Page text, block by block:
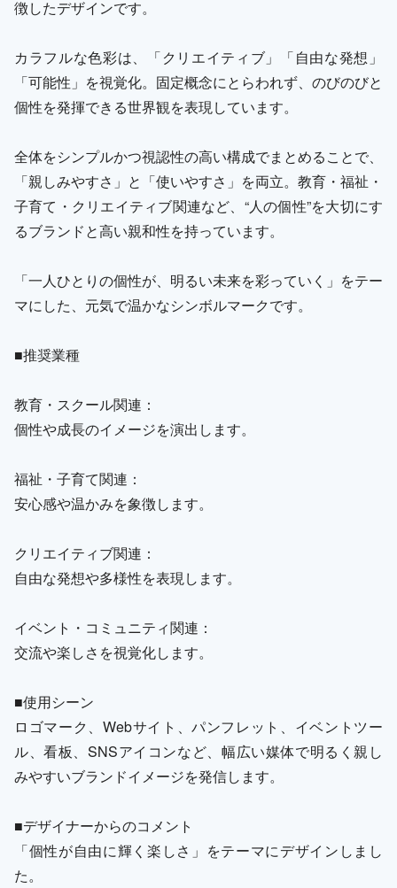
徴したデザインです。
カラフルな色彩は、「クリエイティブ」「自由な発想」
「可能性」を視覚化。固定概念にとらわれず、のびのびと
個性を発揮できる世界観を表現しています。
全体をシンプルかつ視認性の高い構成でまとめることで、
「親しみやすさ」と「使いやすさ」を両立。教育・福祉・
子育て・クリエイティブ関連など、“人の個性”を大切にす
るブランドと高い親和性を持っています。
「一人ひとりの個性が、明るい未来を彩っていく」をテー
マにした、元気で温かなシンボルマークです。
■推奨業種
教育・スクール関連：
個性や成長のイメージを演出します。
福祉・子育て関連：
安心感や温かみを象徴します。
クリエイティブ関連：
自由な発想や多様性を表現します。
イベント・コミュニティ関連：
交流や楽しさを視覚化します。
■使用シーン
ロゴマーク、Webサイト、パンフレット、イベントツー
ル、看板、SNSアイコンなど、幅広い媒体で明るく親し
みやすいブランドイメージを発信します。
■デザイナーからのコメント
「個性が自由に輝く楽しさ」をテーマにデザインしまし
た。